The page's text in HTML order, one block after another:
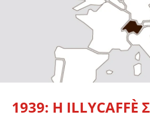
1939: Η